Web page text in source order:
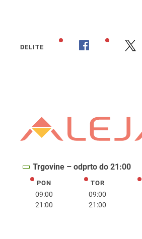
DELITE
Trgovine – odprto do 21:00
PONponedeljek
09:00
21:00
TORtorek
09:00
21:00